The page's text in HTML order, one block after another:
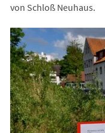
von Schloß Neuhaus.